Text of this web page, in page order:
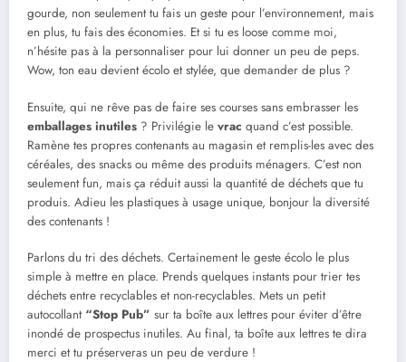
gourde, non seulement tu fais un geste pour l’environnement, mais
en plus, tu fais des économies. Et si tu es loose comme moi,
n’hésite pas à la personnaliser pour lui donner un peu de peps.
Wow, ton eau devient écolo et stylée, que demander de plus ?
Ensuite, qui ne rêve pas de faire ses courses sans embrasser les
emballages inutiles ? Privilégie le vrac quand c’est possible.
Ramène tes propres contenants au magasin et remplis-les avec des
céréales, des snacks ou même des produits ménagers. C’est non
seulement fun, mais ça réduit aussi la quantité de déchets que tu
produis. Adieu les plastiques à usage unique, bonjour la diversité
des contenants !
Parlons du tri des déchets. Certainement le geste écolo le plus
simple à mettre en place. Prends quelques instants pour trier tes
déchets entre recyclables et non-recyclables. Mets un petit
autocollant “Stop Pub” sur ta boîte aux lettres pour éviter d’être
inondé de prospectus inutiles. Au final, ta boîte aux lettres te dira
merci et tu préserveras un peu de verdure !